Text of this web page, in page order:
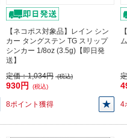
【ネコポス対象品】レイン シン
カー タングステン TG スリップ
シンカー 1/8oz (3.5g)【即日発
送】
定価：1,034円 (税込)
930円 (税込)
8ポイント獲得 4